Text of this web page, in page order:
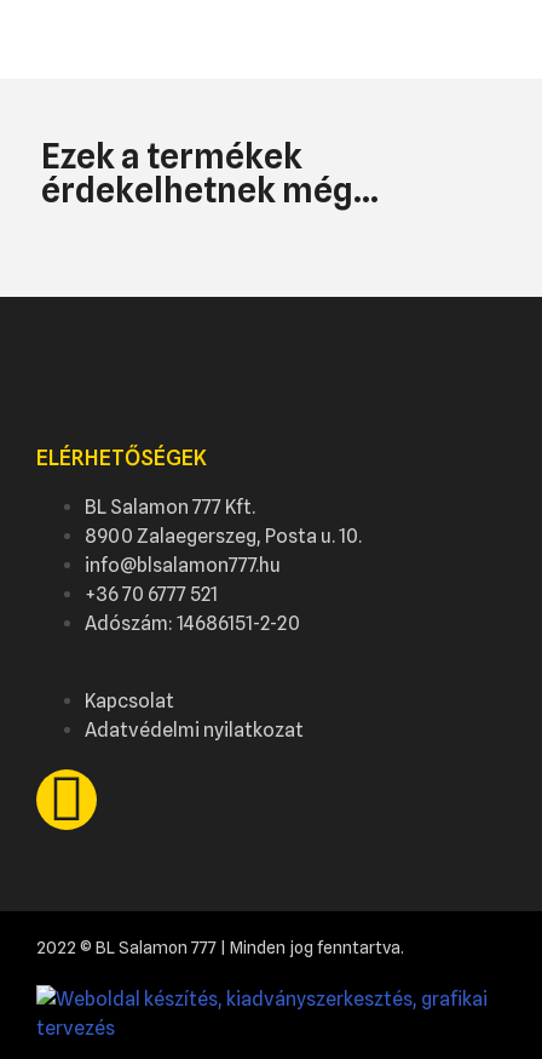
Ezek a termékek
érdekelhetnek még...
ELÉRHETŐSÉGEK
BL Salamon 777 Kft.
8900 Zalaegerszeg, Posta u. 10.
info@blsalamon777.hu
+36 70 6777 521
Adószám: 14686151-2-20
Kapcsolat
Adatvédelmi nyilatkozat
2022 © BL Salamon 777 | Minden jog fenntartva.